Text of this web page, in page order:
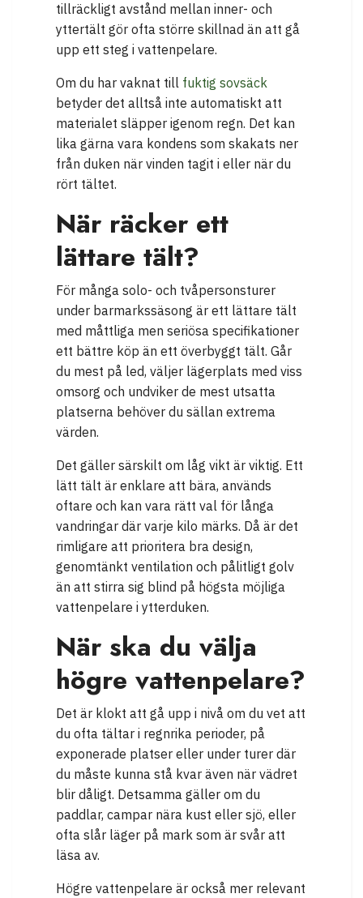
tillräckligt avstånd mellan inner- och
yttertält gör ofta större skillnad än att gå
upp ett steg i vattenpelare.
Om du har vaknat till fuktig sovsäck
betyder det alltså inte automatiskt att
materialet släpper igenom regn. Det kan
lika gärna vara kondens som skakats ner
från duken när vinden tagit i eller när du
rört tältet.
När räcker ett
lättare tält?
För många solo- och tvåpersonsturer
under barmarkssäsong är ett lättare tält
med måttliga men seriösa specifikationer
ett bättre köp än ett överbyggt tält. Går
du mest på led, väljer lägerplats med viss
omsorg och undviker de mest utsatta
platserna behöver du sällan extrema
värden.
Det gäller särskilt om låg vikt är viktig. Ett
lätt tält är enklare att bära, används
oftare och kan vara rätt val för långa
vandringar där varje kilo märks. Då är det
rimligare att prioritera bra design,
genomtänkt ventilation och pålitligt golv
än att stirra sig blind på högsta möjliga
vattenpelare i ytterduken.
När ska du välja
högre vattenpelare?
Det är klokt att gå upp i nivå om du vet att
du ofta tältar i regnrika perioder, på
exponerade platser eller under turer där
du måste kunna stå kvar även när vädret
blir dåligt. Detsamma gäller om du
paddlar, campar nära kust eller sjö, eller
ofta slår läger på mark som är svår att
läsa av.
Högre vattenpelare är också mer relevant